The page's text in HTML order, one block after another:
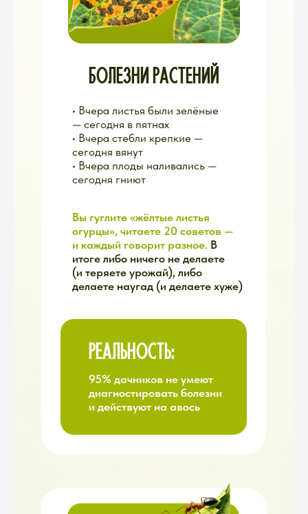
• Весной:«Надо посадить!
Всё сразу! Побольше!»
«Куда я столько
посадила? Не успеваю! Аврал!»
• Осенью:«Опять половина не
выросло. Опять зря старалась.»
начинаете с нуля и делаете
→ Что делать в феврале, марте,
подкармливать, когда защищать
→ Сколько культур реально
→ Что главное, а что —
второстепенное
НЕТ ПЛАНА И СИСТЕМЫ
ВЫ НЕ ЗНАЕТЕ:
РЕАЛЬНОСТЬ: